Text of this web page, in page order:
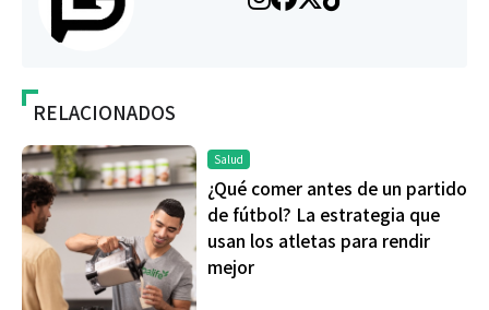
RELACIONADOS
Salud
¿Qué comer antes de un partido
de fútbol? La estrategia que
usan los atletas para rendir
mejor